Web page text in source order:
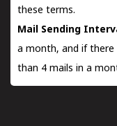
these terms.
Mail Sending
a month, and if there
than 4 mails in a